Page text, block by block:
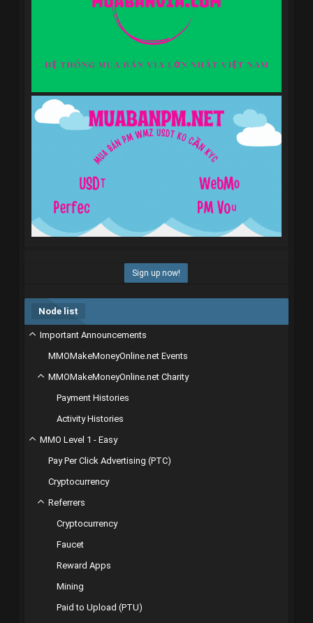
Sign up now!
Node list
Important Announcements
MMOMakeMoneyOnline.net Events
MMOMakeMoneyOnline.net Charity
Payment Histories
Activity Histories
MMO Level 1 - Easy
Pay Per Click Advertising (PTC)
Cryptocurrency
Referrers
Cryptocurrency
Faucet
Reward Apps
Mining
Paid to Upload (PTU)